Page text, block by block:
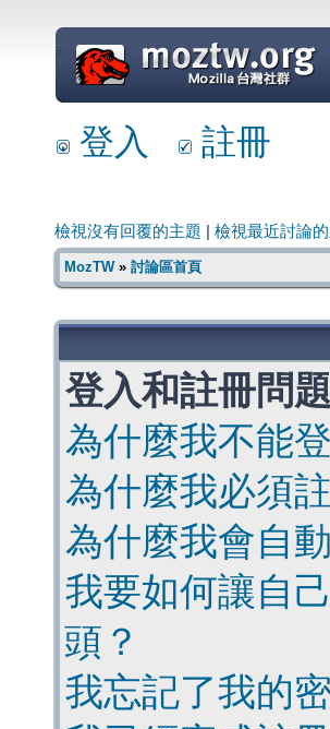
=
登入 註冊
檢視沒有回覆的主題 檢視最近討論
MozTW» 討論區首頁
登入和註冊問題
為什麼我不能
為什麼我必須
為什麼我會自
我要如何讓自
頭？
我忘記了我的密